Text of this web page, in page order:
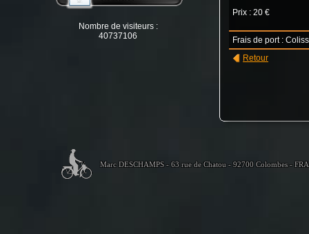
Nombre de visiteurs :
40737106
Prix : 20 €
Frais de port :
Retour
Marc DESCHAMPS - 63 rue de Chatou - 92700 Colombes -